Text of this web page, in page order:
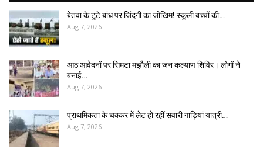
बेतवा के टूटे बांध पर जिंदगी का जोखिम! स्कूली बच्चों की…
Aug 7, 2026
आठ आवेदनों पर सिमटा मझौली का जन कल्याण शिविर। लोगों ने
बनाई…
Aug 7, 2026
प्राथमिकता के चक्कर में लेट हो रहीं सवारी गाड़ियां यात्री…
Aug 7, 2026